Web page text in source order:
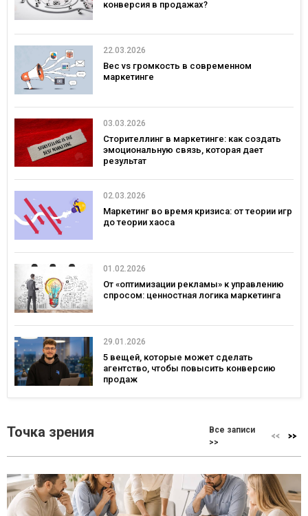
конверсия в продажах?
22.03.2026
Вес vs громкость в современном
маркетинге
03.03.2026
Сторителлинг в маркетинге: как создать
эмоциональную связь, которая дает
результат
02.03.2026
Маркетинг во время кризиса: от теории игр
до теории хаоса
01.02.2026
От «оптимизации рекламы» к управлению
спросом: ценностная логика маркетинга
29.01.2026
5 вещей, которые может сделать
агентство, чтобы повысить конверсию
продаж
Точка зрения
Все записи
>>